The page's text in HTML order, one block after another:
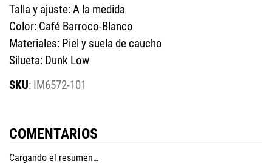
Talla y ajuste: A la medida
Color: Café Barroco-Blanco
Materiales: Piel y suela de caucho
Silueta: Dunk Low
: IM6572-101
COMENTARIOS
Cargando el resumen…